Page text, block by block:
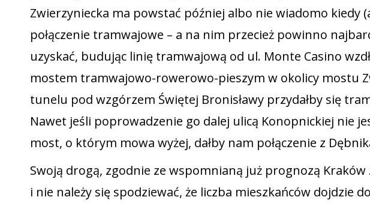
Zwierzyniecka ma powstać później albo nie wiadomo kiedy
połączenie tramwajowe – a na nim przecież powinno
uzyskać, budując linię tramwajową od ul. Monte Casino
mostem tramwajowo-rowerowo-pieszym w okolicy mostu
tunelu pod wzgórzem Świętej Bronisławy przydałby się
Nawet jeśli poprowadzenie go dalej ulicą Konopnickiej nie
most, o którym mowa wyżej, dałby nam połączenie z
Swoją drogą, zgodnie ze wspomnianą już prognozą
i nie należy się spodziewać, że liczba mieszkańców dojdzie